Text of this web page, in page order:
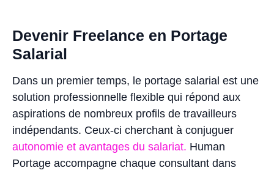
Devenir Freelance en Portage
Salarial
Dans un premier temps, le portage salarial est une
solution professionnelle flexible qui répond aux
aspirations de nombreux profils de travailleurs
indépendants. Ceux-ci cherchant à conjuguer
autonomie et avantages du salariat. Human
Portage accompagne chaque consultant dans